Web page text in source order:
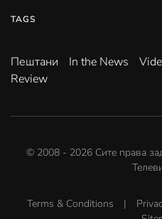
TAGS
Пештани In the News
Review
© 2008 - 2026 Сите права
Terms & Conditions |